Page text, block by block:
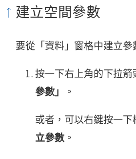
建立空間參數
要從「資料」窗格中建立參
按一下右上角的下拉箭
參數」
。
或者，可以右鍵按一下
立參數。